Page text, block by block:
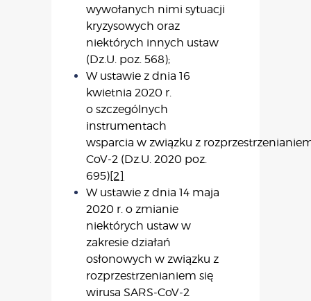
wywołanych nimi sytuacji
kryzysowych oraz
niektórych innych ustaw
(Dz.U. poz. 568);
W ustawie z dnia 16
kwietnia 2020 r.
o szczególnych
instrumentach
wsparcia w związku z
CoV-2 (Dz.U. 2020 poz.
695)[2]
W ustawie z dnia 14 maja
2020 r. o zmianie
niektórych ustaw w
zakresie działań
osłonowych w związku z
rozprzestrzenianiem się
wirusa SARS-CoV-2